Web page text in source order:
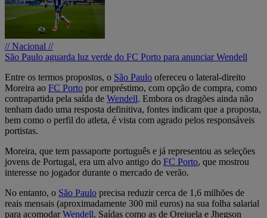
// Nacional //
São Paulo aguarda luz verde do FC Porto para anunciar Wendell
Entre os termos propostos, o São Paulo ofereceu o lateral-direito
Moreira ao FC Porto por empréstimo, com opção de compra, como
contrapartida pela saída de Wendell. Embora os dragões ainda não
tenham dado uma resposta definitiva, fontes indicam que a proposta,
bem como o perfil do atleta, é vista com agrado pelos responsáveis
portistas.
Moreira, que tem passaporte português e já representou as seleções
jovens de Portugal, era um alvo antigo do FC Porto, que mostrou
interesse no jogador durante o mercado de verão.
No entanto, o São Paulo precisa reduzir cerca de 1,6 milhões de
reais mensais (aproximadamente 300 mil euros) na sua folha salarial
para acomodarWendell. Saídas como as de Orejuela e Jhegson